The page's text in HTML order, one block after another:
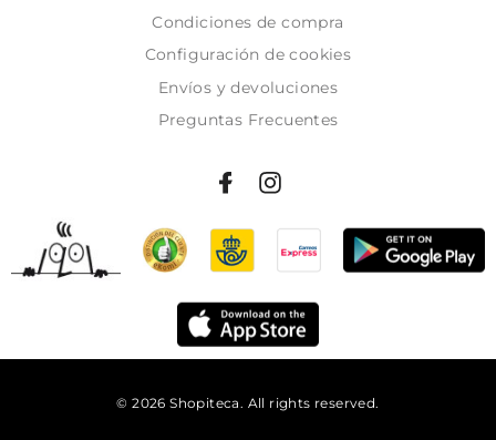
Condiciones de compra
Configuración de cookies
Envíos y devoluciones
Preguntas Frecuentes
© 2026 Shopiteca. All rights reserved.